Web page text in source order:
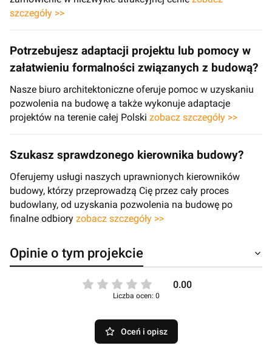
szczegóły >>
Potrzebujesz adaptacji projektu lub pomocy w
załatwieniu formalności związanych z budową?
Nasze biuro architektoniczne oferuje pomoc w uzyskaniu
pozwolenia na budowę a także wykonuje adaptacje
projektów na terenie całej Polski zobacz szczegóły >>
Szukasz sprawdzonego kierownika budowy?
Oferujemy usługi naszych uprawnionych kierowników
budowy, którzy przeprowadzą Cię przez cały proces
budowlany, od uzyskania pozwolenia na budowę po
finalne odbiory zobacz szczegóły >>
Opinie o tym projekcie
0.00
Liczba ocen: 0
Oceń i opisz